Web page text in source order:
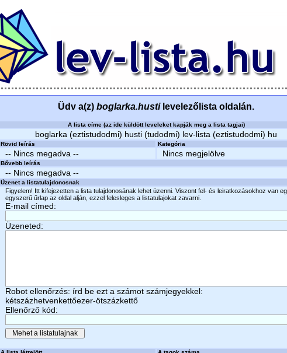
Üdv a(z) boglarka.hustilevelezőlista oldalán.
A lista címe (az ide küldött leveleket kapják meg a lista tagjai)
boglarka (eztistudodmi) husti (tudodmi) lev-lista (eztistudodmi) hu
Rövid leírás Kategória
-- Nincs megadva -- Nincs megjelölve
Bővebb leírás
-- Nincs megadva --
Üzenet a listatulajdonosnak
Figyelem! Itt kifejezetten a lista tulajdonosának lehet üzenni. Viszont fel- és leiratkozásokhoz van
egyszerű űrlap az oldal alján, ezzel felesleges a listatulajokat zavarni.
E-mail címed:
Üzeneted:
Robot ellenőrzés: írd be ezt a számot számjegyekkel:
kétszázhetvenkettőezer-ötszázkettő
Ellenőrző kód: